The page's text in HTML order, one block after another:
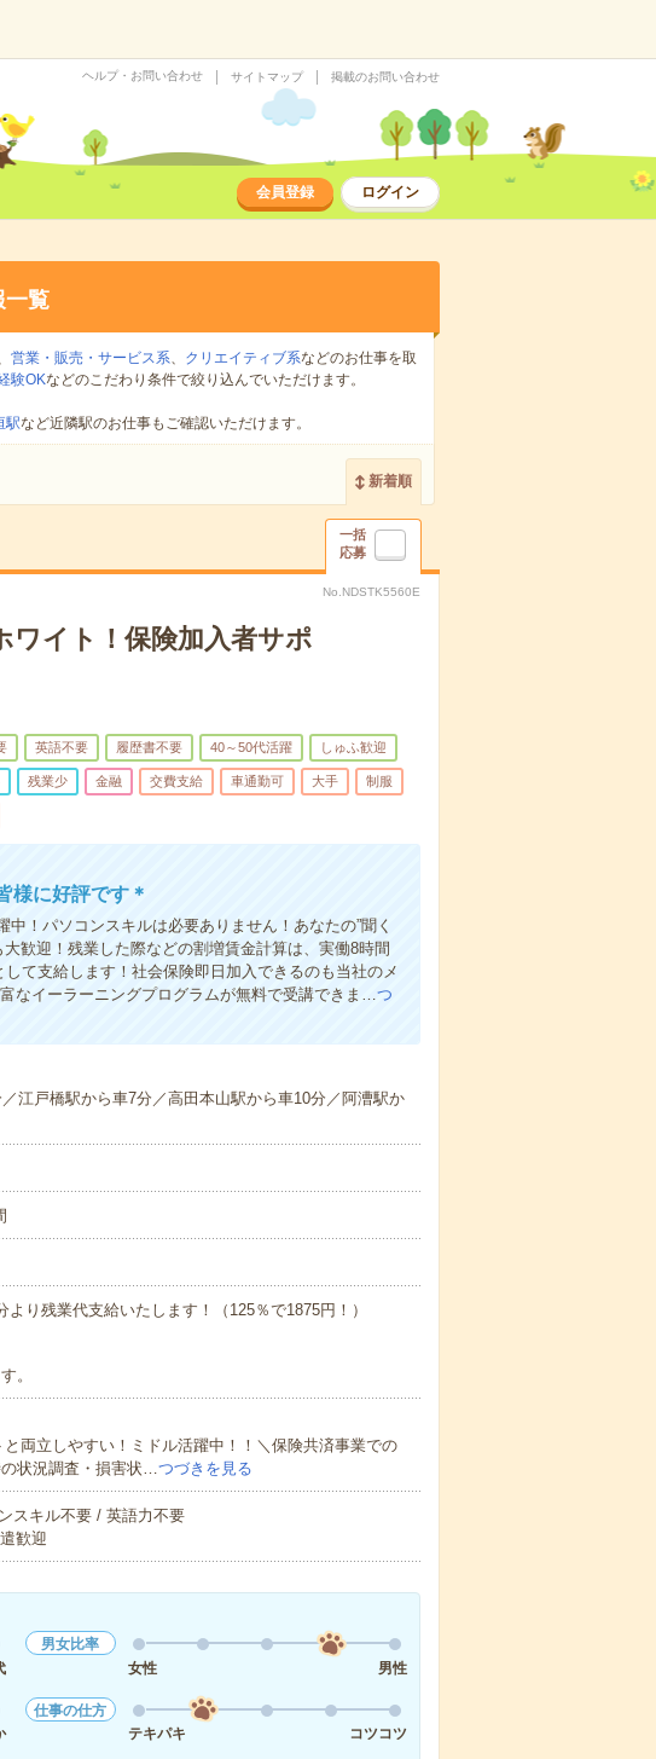
ヘルプ・お問い合わせ サイトマップ 掲載のお問い合わせ
会員登録 ログイン
一覧
営業・販売・サービス系、 クリエイティブ系などのお仕事を取
験OKなどのこだわり条件で絞り込んでいただけます。
駅など近隣駅のお仕事もご確認いただけます。
新着順
一括
応募
No.NDSTK5560E
ワイト！保険加入者サポ
英語不要 履歴書不要 40～50代活躍 しゅふ歓迎
残業少 金融 交費支給 車通勤可 大手 制服
様に好評です＊
！パソコンスキルは必要ありません！あなたの”聞く
歓迎！残業した際などの割増賃金計算は、実働8時間
て支給します！社会保険即日加入できるのも当社のメ
なイーラーニングプログラムが無料で受講できま…つ
江戸橋駅から車7分／高田本山駅から車10分／阿漕駅か
り残業代支給いたします！（125％で1875円！）
。
両立しやすい！ミドル活躍中！！＼保険共済事業での
状況調査・損害状…つづきを見る
スキル不要 / 英語力不要
歓迎
男女比率
女性
男性
仕事の仕方
テキパキ
コツコツ